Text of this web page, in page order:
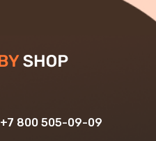
+7 800 505-09-09